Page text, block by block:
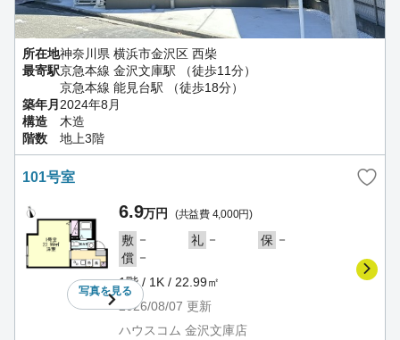
所在地神奈川県 横浜市金沢区 西柴
最寄駅京急本線 金沢文庫駅 （徒歩11分）
京急本線 能見台駅 （徒歩18分）
築年月 2024年8月
構造
木造
階数
地上3階
101号室
写真を見る
6.9万円 (共益費 4,000円)
敷 － 礼 － 保 －
償 －
1階 / 1K / 22.99㎡
2026/08/07 更新
ハウスコム 金沢文庫店